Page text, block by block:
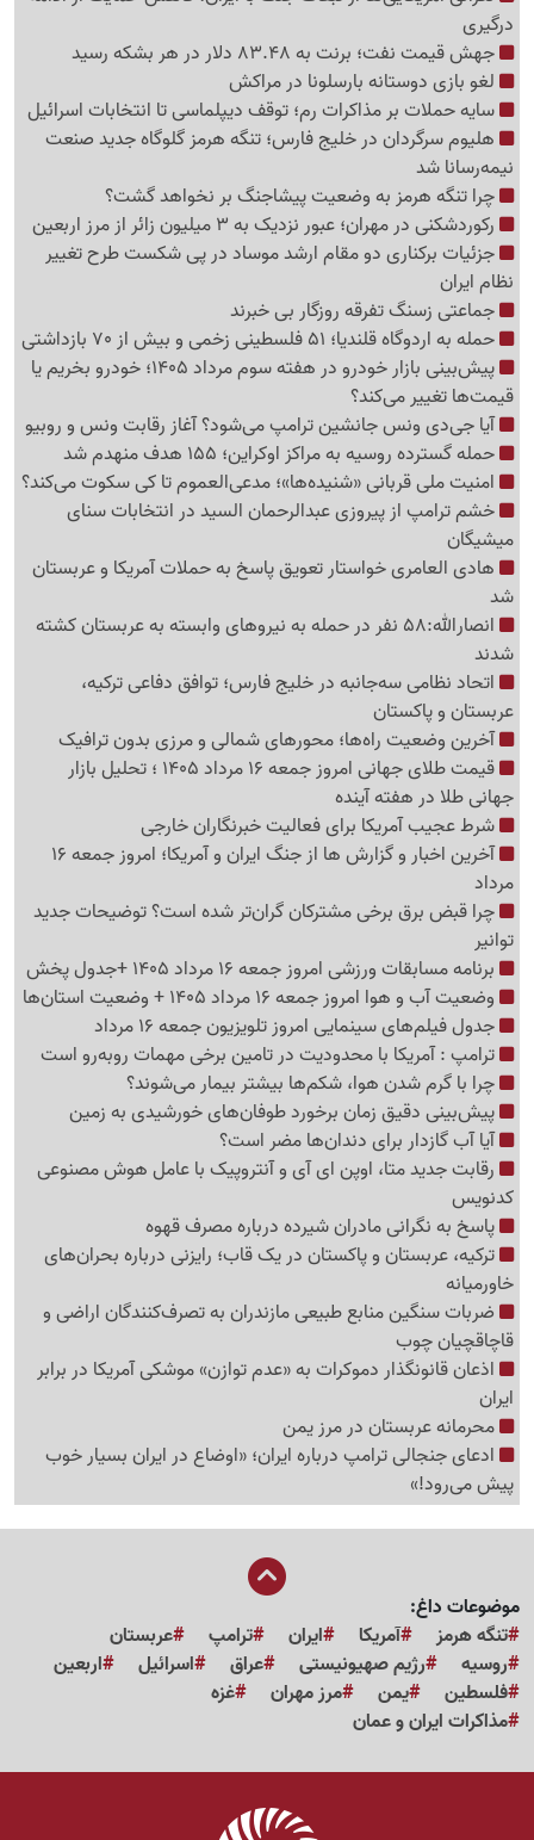
درگیری
جهش قیمت نفت؛ برنت به 83.48 دلار در هر بشکه رسید
لغو بازی دوستانه بارسلونا در مراکش
سایه حملات بر مذاکرات رم؛ توقف دیپلماسی تا انتخابات اسرائیل
هلیوم سرگردان در خلیج فارس؛ تنگه هرمز گلوگاه جدید صنعت
نیمه‌رسانا شد
چرا تنگه هرمز به وضعیت پیشاجنگ بر نخواهد گشت؟
رکوردشکنی در مهران؛ عبور نزدیک به 3 میلیون زائر از مرز اربعین
جزئیات برکناری دو مقام ارشد موساد در پی شکست طرح تغییر
نظام ایران
جماعتی زسنگ تفرقه روزگار بی خبرند
حمله به اردوگاه قلندیا؛ 51 فلسطینی زخمی و بیش از 70 بازداشتی
پیش‌بینی بازار خودرو در هفته سوم مرداد 1405؛ خودرو بخریم یا
قیمت‌ها تغییر می‌کند؟
آیا جی‌دی ونس جانشین ترامپ می‌شود؟ آغاز رقابت ونس و روبیو
حمله گسترده روسیه به مراکز اوکراین؛ 155 هدف منهدم شد
امنیت ملی قربانی «شنیده‌ها»؛ مدعی‌العموم تا کی سکوت می‌کند؟
خشم ترامپ از پیروزی عبدالرحمان السید در انتخابات سنای
میشیگان
هادی العامری خواستار تعویق پاسخ به حملات آمریکا و عربستان
شد
انصارالله:58 نفر در حمله به نیروهای وابسته به عربستان کشته
شدند
اتحاد نظامی سه‌جانبه در خلیج فارس؛ توافق دفاعی ترکیه،
عربستان و پاکستان
آخرین وضعیت راه‌ها؛ محورهای شمالی و مرزی بدون ترافیک
قیمت طلای جهانی امروز جمعه 16 مرداد 1405 ؛ تحلیل بازار
جهانی طلا در هفته آینده
شرط عجیب آمریکا برای فعالیت خبرنگاران خارجی
آخرین اخبار و گزارش ها از جنگ ایران و آمریکا؛ امروز جمعه 16
مرداد
چرا قبض برق برخی مشترکان گران‌تر شده است؟ توضیحات جدید
توانیر
برنامه مسابقات ورزشی امروز جمعه 16 مرداد 1405 +جدول پخش
وضعیت آب و هوا امروز جمعه 16 مرداد 1405 + وضعیت استان‌ها
جدول فیلم‌های سینمایی امروز تلویزیون جمعه 16 مرداد
ترامپ : آمریکا با محدودیت در تامین برخی مهمات روبه‌رو است
چرا با گرم شدن هوا، شکم‌ها بیشتر بیمار می‌شوند؟
پیش‌بینی دقیق زمان برخورد طوفان‌های خورشیدی به زمین
آیا آب گازدار برای دندان‌ها مضر است؟
رقابت جدید متا، اوپن ای آی و آنتروپیک با عامل هوش مصنوعی
کدنویس
پاسخ به نگرانی مادران شیرده درباره مصرف قهوه
ترکیه، عربستان و پاکستان در یک قاب؛ رایزنی درباره بحران‌های
خاورمیانه
ضربات سنگین منابع طبیعی مازندران به تصرف‌کنندگان اراضی و
قاچاقچیان چوب
اذعان قانونگذار دموکرات به «عدم توازن» موشکی آمریکا در برابر
ایران
محرمانه عربستان در مرز یمن
ادعای جنجالی ترامپ درباره ایران؛ «اوضاع در ایران بسیار خوب
پیش می‌رود!»
موضوعات داغ:
تنگه هرمز
آمریکا ایران ترامپ
عربستان
روسیه
رژیم صهیونیستی عراق اسرائیل
اربعین
فلسطین
یمن مرز مهران
غزه
مذاکرات ایران و عمان